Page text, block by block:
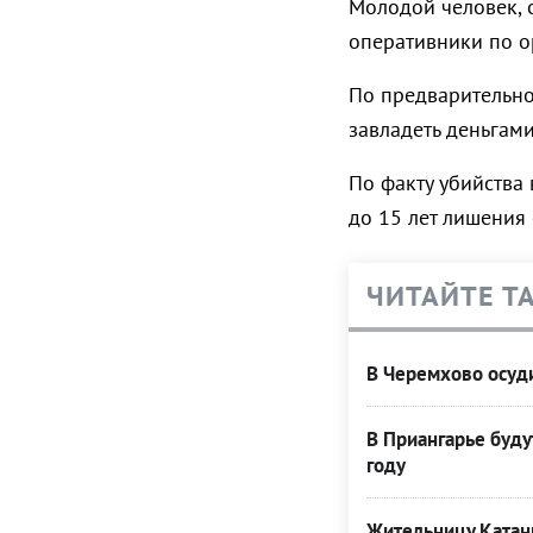
Молодой человек,
оперативники по
По
завладеть
По факту
до 15 лет
ЧИТАЙТЕ
В Черемхово
В Приангарье
году